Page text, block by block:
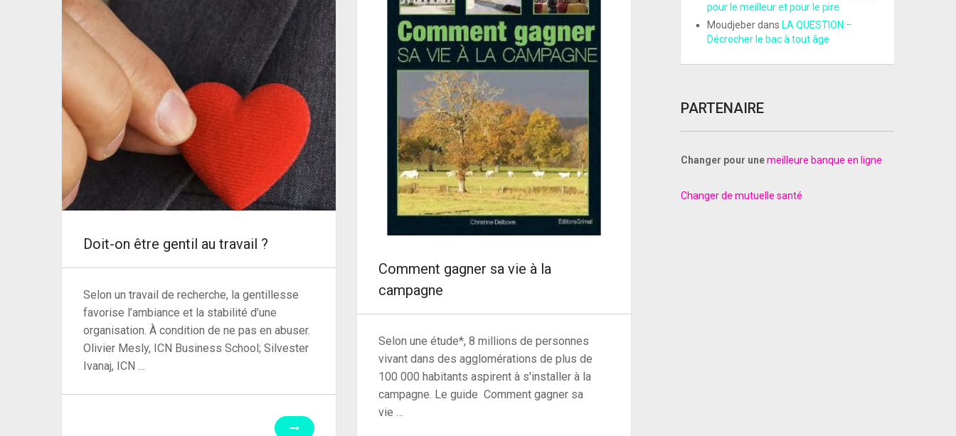
Doit-on être gentil au travail ?
Selon un travail de recherche, la gentillesse
favorise l’ambiance et la stabilité d’une
organisation. À condition de ne pas en abuser.
Olivier Mesly, ICN Business School; Silvester
Ivanaj, ICN …
Comment gagner sa vie à la
campagne
Selon une étude*, 8 millions de personnes
vivant dans des agglomérations de plus de
100 000 habitants aspirent à s'installer à la
campagne. Le guide Comment gagner sa
vie …
pour le meilleur et pour le pire
Moudjeberdans LA QUESTION –
Décrocher le bac à tout âge
PARTENAIRE
Changer pour unemeilleure banque en ligne
Changer de mutuelle santé